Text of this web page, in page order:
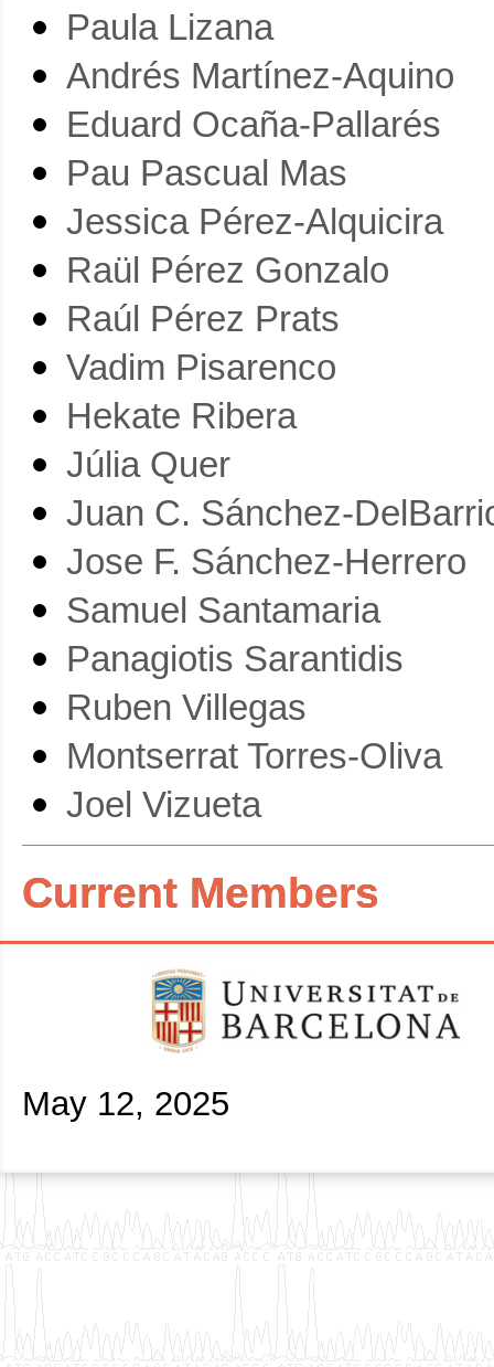
Paula Lizana
Andrés Martínez-Aquino
Eduard Ocaña-Pallarés
Pau Pascual Mas
Jessica Pérez-Alquicira
Raül Pérez Gonzalo
Raúl Pérez Prats
Vadim Pisarenco
Hekate Ribera
Júlia Quer
Juan C. Sánchez-
Jose F. Sánchez-Herrero
Samuel Santamaria
Panagiotis Sarantidis
Ruben Villegas
Montserrat Torres-Oliva
Joel Vizueta
Current Members
May 12, 2025